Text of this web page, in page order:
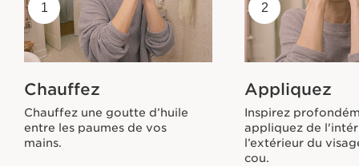
1
Chauffez
Chauffez une goutte d’huile
entre les paumes de vos
mains.
2
Appliquez
Inspirez
appliquez de
l’extérieur du
cou.